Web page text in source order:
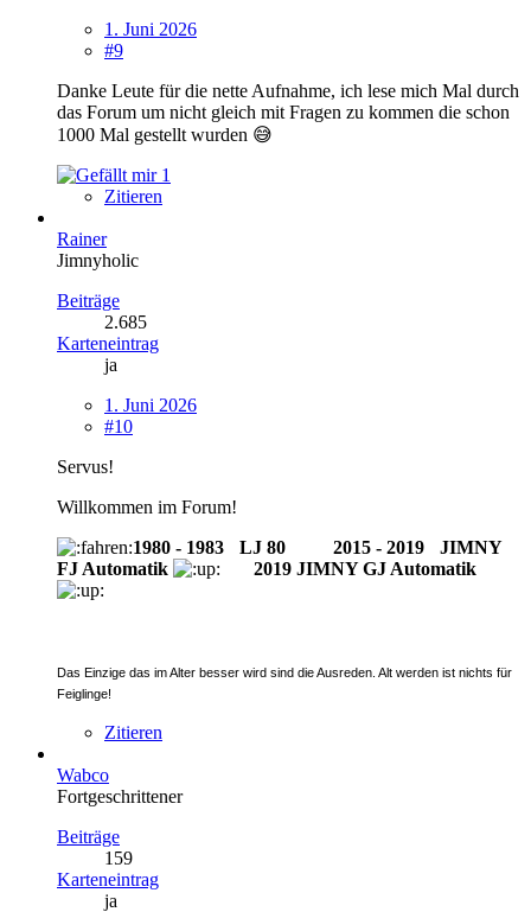
1. Juni 2026
#9
Danke Leute für die nette Aufnahme, ich lese mich Mal durch
das Forum um nicht gleich mit Fragen zu kommen die schon
1000 Mal gestellt wurden 😅
1
Zitieren
Rainer
Jimnyholic
Beiträge
2.685
Karteneintrag
ja
1. Juni 2026
#10
Servus!
Willkommen im Forum!
1980 - 1983
LJ 80 2015 - 2019
JIMNY
FJ Automatik
2019 JIMNY GJ Automatik
Das Einzige das im Alter besser wird sind die Ausreden. Alt werden ist nichts für
Feiglinge!
Zitieren
Wabco
Fortgeschrittener
Beiträge
159
Karteneintrag
ja